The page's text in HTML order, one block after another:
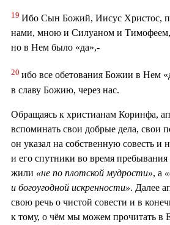
19 Ибо Сын Божий, Иисус Христос,
нами, мною и Силуаном и Тимофеем,
но в Нем было «да»,-
20 ибо все обетования Божии в Нем
в славу Божию, через нас.
Обращаясь к христианам Коринфа,
вспоминать свои добрые дела, свои
он указал на собственную совесть и
и его спутники во время
жили «не по плотской мудрости», а
и богоугодной искренности». Далее
свою речь о чистой совести и в
к тому, о чём мы можем прочитать в